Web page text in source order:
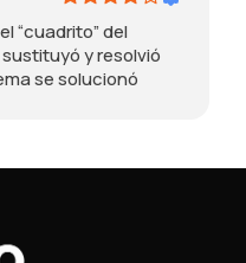
“cuadrito” del
y resolvió
se solucionó